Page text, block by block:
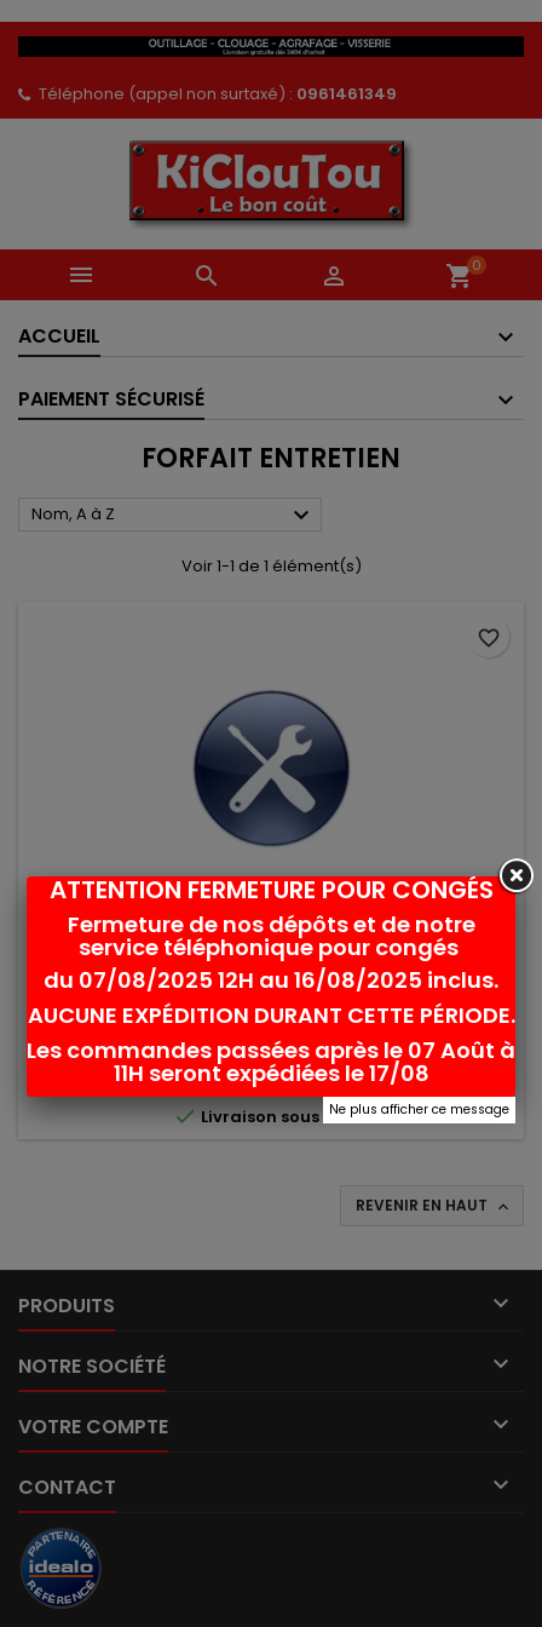
Téléphone (appel non surtaxé) : 0961461349
   shopping_cart0
ACCUEIL
PAIEMENT SÉCURISÉ
FORFAIT ENTRETIEN
Nom, A à Z 
Voir 1-1 de 1 élément(s)
FORFAIT ENTRETIEN CLOUEUR À GAZ
Forfait Entretien Cloueur à Gaz
158,40 € - 132,00 € HT
 Ajouter au panier Détails
 Livraison sous 48h
favorite_border
REVENIR EN HAUT 
PRODUITS 
NOTRE SOCIÉTÉ 
VOTRE COMPTE 
CONTACT 
ATTENTION FERMETURE POUR CONGÉS
Fermeture de nos dépôts et de notre
service téléphonique pour congés
du 07/08/2025 12H au 16/08/2025 inclus.
AUCUNE EXPÉDITION DURANT CETTE PÉRIODE.
Les commandes passées après le 07 Août à
11H seront expédiées le 17/08
Ne plus afficher ce message